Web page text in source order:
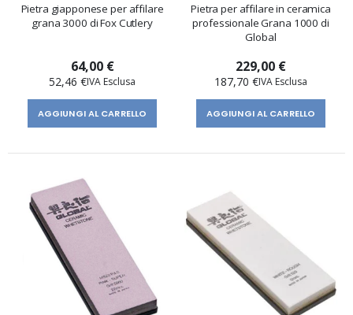
Pietra giapponese per affilare
grana 3000 di Fox Cutlery
64,00 €
52,46 €
AGGIUNGI AL CARRELLO
Pietra per affilare in ceramica
professionale Grana 1000 di
Global
229,00 €
187,70 €
AGGIUNGI AL CARRELLO